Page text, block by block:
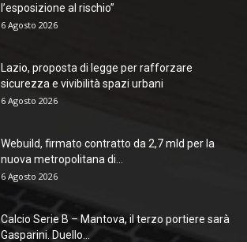
l’esposizione al rischio”
6 Agosto 2026
Lazio, proposta di legge per rafforzare
sicurezza e vivibilità spazi urbani
6 Agosto 2026
Webuild, firmato contratto da 2,7 mld per la
nuova metropolitana di...
6 Agosto 2026
Calcio Serie B – Mantova, il terzo portiere sarà
Gasparini. Duello...